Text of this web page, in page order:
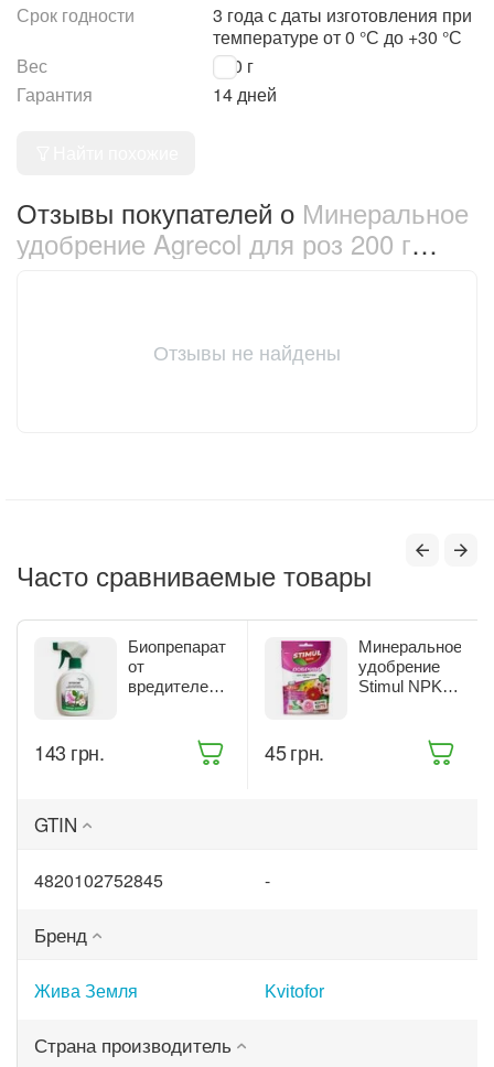
Срок годности
3 года с даты изготовления при
температуре от 0 °С до +30 °С
Вес
200 г
Гарантия
14 дней
Отзывы покупателей о Минеральное
удобрение Agrecol для роз 200 г
Отзывы не найдены
Часто сравниваемые товары
Биопрепарат
от
вредителей
Жива Земля
‍143‍ грн.
Минеральное
удобрение
Stimul NPK
растений 200
‍45‍грн.
GTIN
4820102752845 -
Бренд
Жива Земля Kvitofor
Страна производитель